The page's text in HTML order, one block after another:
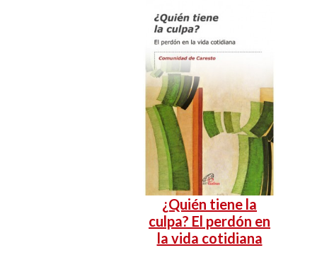
¿Quién tiene la
culpa? El perdón en
la vida cotidiana